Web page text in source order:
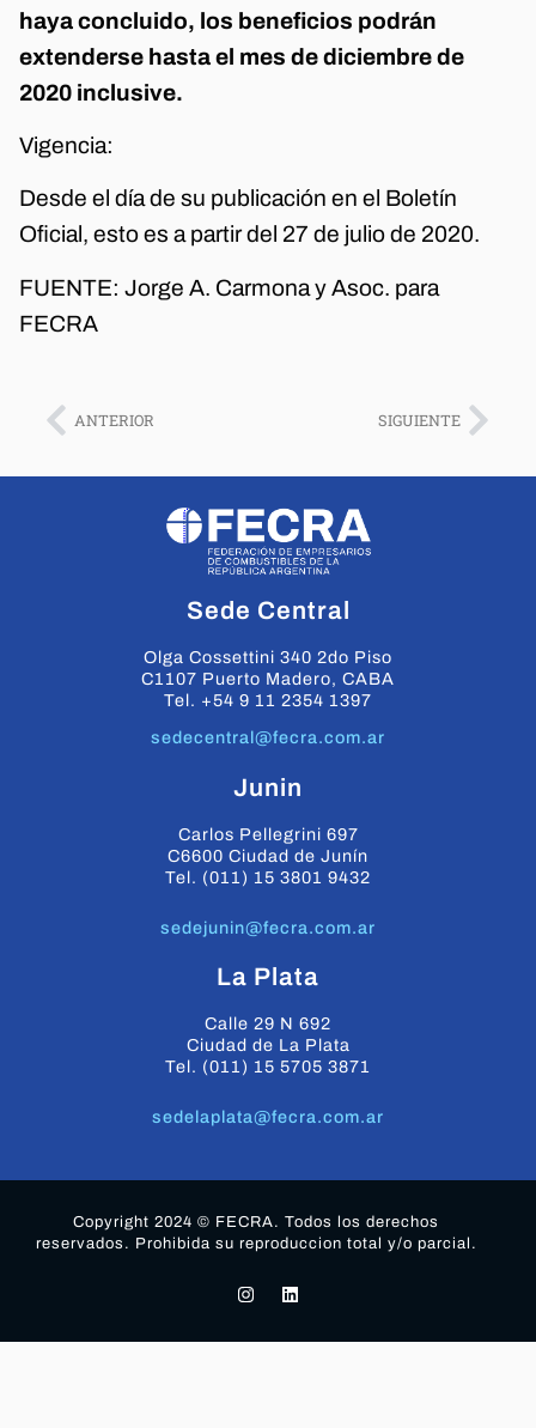
haya concluido, los beneficios podrán
extenderse hasta el mes de diciembre de
2020 inclusive.
Vigencia:
Desde el día de su publicación en el Boletín
Oficial, esto es a partir del 27 de julio de 2020.
FUENTE: Jorge A. Carmona y Asoc. para
FECRA
ANTERIOR SIGUIENTE
Sede Central
Olga Cossettini 340 2do Piso
C1107 Puerto Madero, CABA
Tel. +54 9 11 2354 1397
sedecentral@fecra.com.ar
Junin
Carlos Pellegrini 697
C6600 Ciudad de Junín
Tel. (011) 15 3801 9432
sedejunin@fecra.com.ar
La Plata
Calle 29 N 692
Ciudad de La Plata
Tel. (011) 15 5705 3871
sedelaplata@fecra.com.ar
Copyright 2024 © FECRA. Todos los derechos
reservados. Prohibida su reproduccion total y/o parcial.